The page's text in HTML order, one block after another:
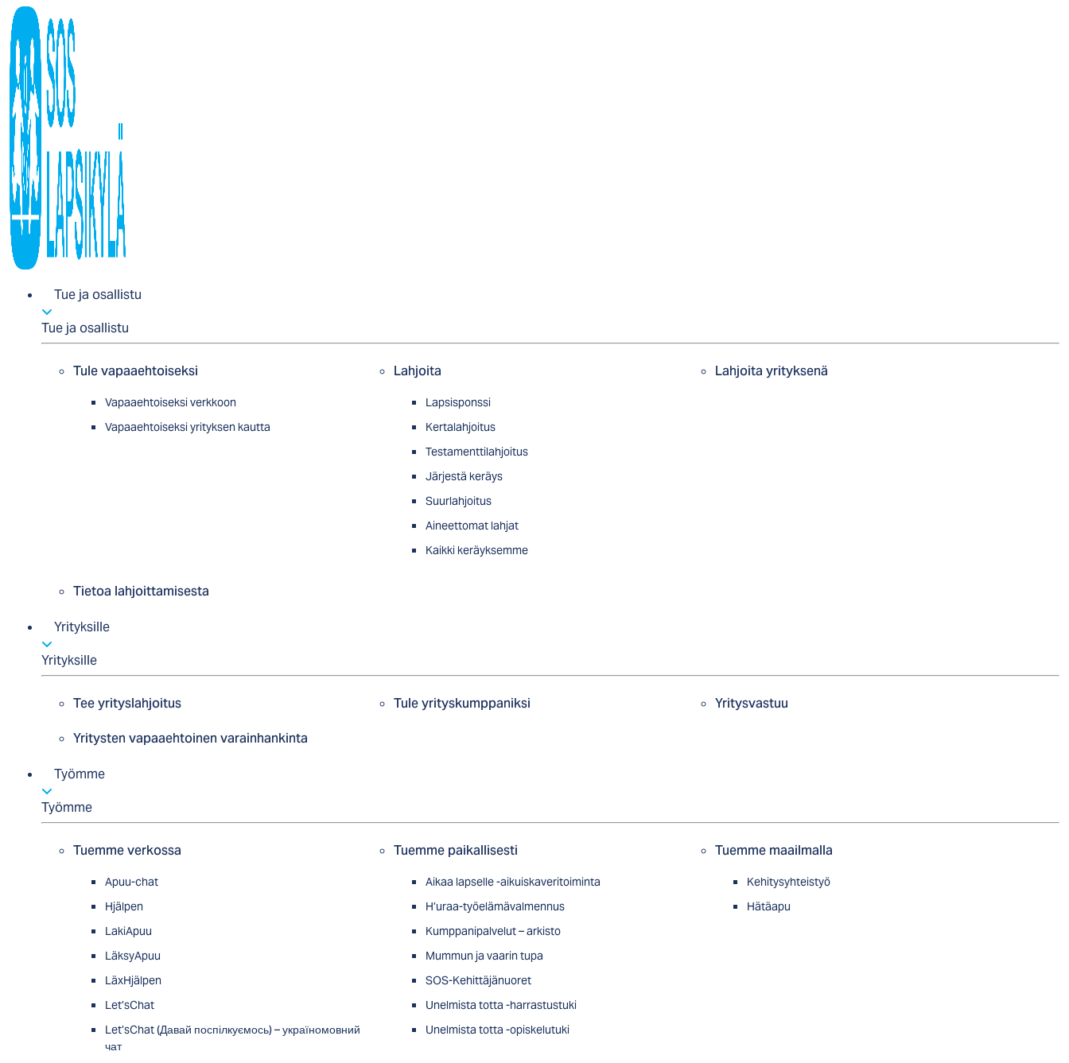
Tue ja osallistu
Tue ja osallistu
Tule vapaaehtoiseksi
Vapaaehtoiseksi verkkoon
Vapaaehtoiseksi yrityksen kautta
Lahjoita
Lapsisponssi
Kertalahjoitus
Testamenttilahjoitus
Järjestä keräys
Suurlahjoitus
Aineettomat lahjat
Kaikki keräyksemme
Lahjoita yrityksenä
Tietoa lahjoittamisesta
Yrityksille
Yrityksille
Tee yrityslahjoitus Tule yrityskumppaniksi
Yritysvastuu
Yritysten vapaaehtoinen varainhankinta
Työmme
Työmme
Tuemme verkossa
Apuu-chat
Hjälpen
LakiApuu
LäksyApuu
LäxHjälpen
Let’sChat
Let’sChat (Давай поспілкуємось) – україномовний
чат
Tuemme paikallisesti
Aikaa lapselle -aikuiskaveritoiminta
H’uraa-työelämävalmennus
Kumppanipalvelut – arkisto
Mummun ja vaarin tupa
SOS-Kehittäjänuoret
Unelmista totta -harrastustuki
Unelmista totta -opiskelutuki
Tuemme maailmalla
Kehitysyhteistyö
Hätäapu